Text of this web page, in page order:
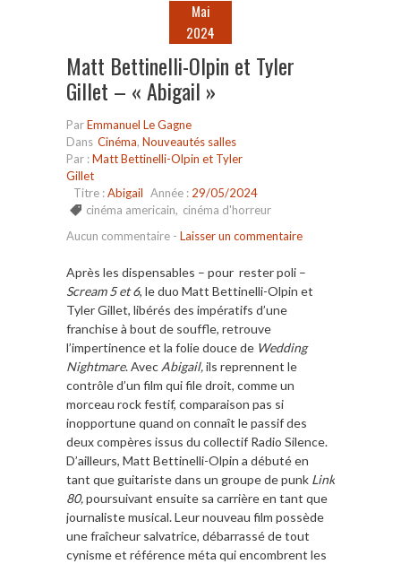
Mai
2024
Matt Bettinelli-Olpin et Tyler
Gillet – « Abigail »
ParEmmanuel Le Gagne
Dans Cinéma, Nouveautés salles
Par :Matt Bettinelli-Olpin et Tyler
Gillet
Titre :Abigail Année : 29/05/2024
cinéma americain, cinéma d'horreur
Aucun commentaire - Laisser un commentaire
Après les dispensables – pour rester poli –
Scream 5 et 6, le duo Matt Bettinelli-Olpin et
Tyler Gillet, libérés des impératifs d’une
franchise à bout de souffle, retrouve
l’impertinence et la folie douce de Wedding
Nightmare. Avec Abigail,ils reprennent le
contrôle d’un film qui file droit, comme un
morceau rock festif, comparaison pas si
inopportune quand on connaît le passif des
deux compères issus du collectif Radio Silence.
D’ailleurs, Matt Bettinelli-Olpin a débuté en
tant que guitariste dans un groupe de punk Link
80,poursuivant ensuite sa carrière en tant que
journaliste musical. Leur nouveau film possède
une fraîcheur salvatrice, débarrassé de tout
cynisme et référence méta qui encombrent les